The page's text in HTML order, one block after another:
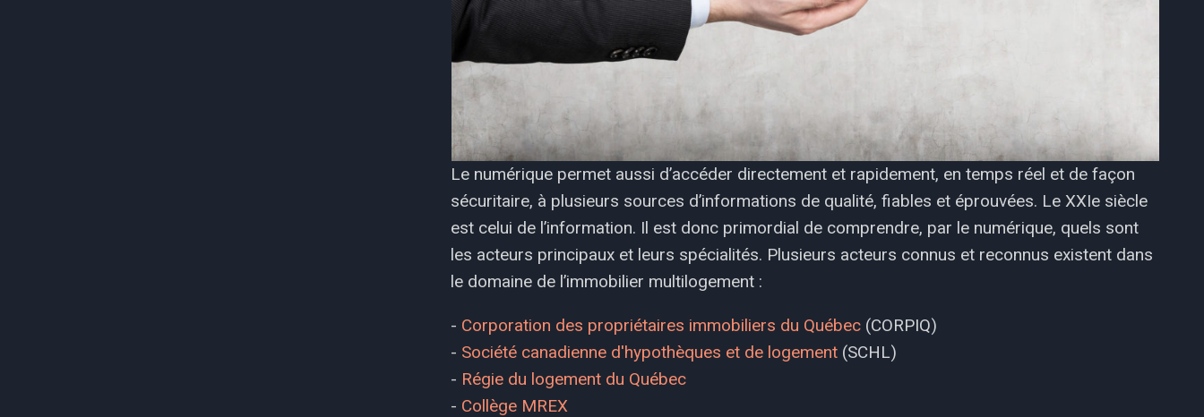
Le numérique permet aussi d’accéder directement et rapidement, en temps réel et de façon
sécuritaire, à plusieurs sources d’informations de qualité, fiables et éprouvées. Le XXIe siècle
est celui de l’information. Il est donc primordial de comprendre, par le numérique, quels sont
les acteurs principaux et leurs spécialités. Plusieurs acteurs connus et reconnus existent dans
le domaine de l’immobilier multilogement :
- Corporation des propriétaires immobiliers du Québec (CORPIQ)
- Société canadienne d'hypothèques et de logement (SCHL)
- Régie du logement du Québec
- Collège MREX